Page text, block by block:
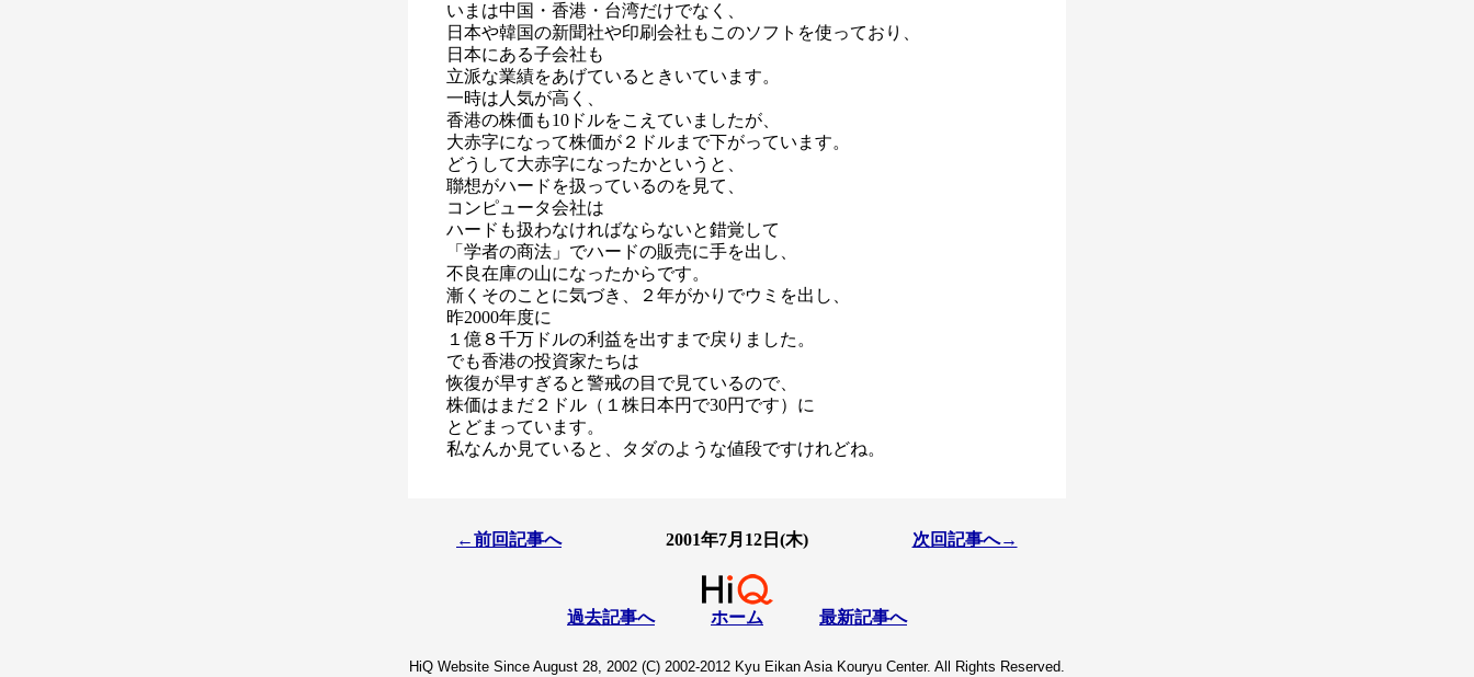
いまは中国・香港・台湾だけでなく、
日本や韓国の新聞社や印刷会社もこのソフトを使っており、
日本にある子会社も
立派な業績をあげているときいています。
一時は人気が高く、
香港の株価も10ドルをこえていましたが、
大赤字になって株価が２ドルまで下がっています。
どうして大赤字になったかというと、
聯想がハードを扱っているのを見て、
コンピュータ会社は
ハードも扱わなければならないと錯覚して
「学者の商法」でハードの販売に手を出し、
不良在庫の山になったからです。
漸くそのことに気づき、２年がかりでウミを出し、
昨2000年度に
１億８千万ドルの利益を出すまで戻りました。
でも香港の投資家たちは
恢復が早すぎると警戒の目で見ているので、
株価はまだ２ドル（１株日本円で30円です）に
とどまっています。
私なんか見ていると、タダのような値段ですけれどね。
←前回記事へ 2001年7月12日(木) 次回記事へ→
過去記事へ ホーム 最新記事へ
HiQ Website Since August 28, 2002 (C) 2002-2012 Kyu Eikan Asia Kouryu Center. All Rights Reserved.